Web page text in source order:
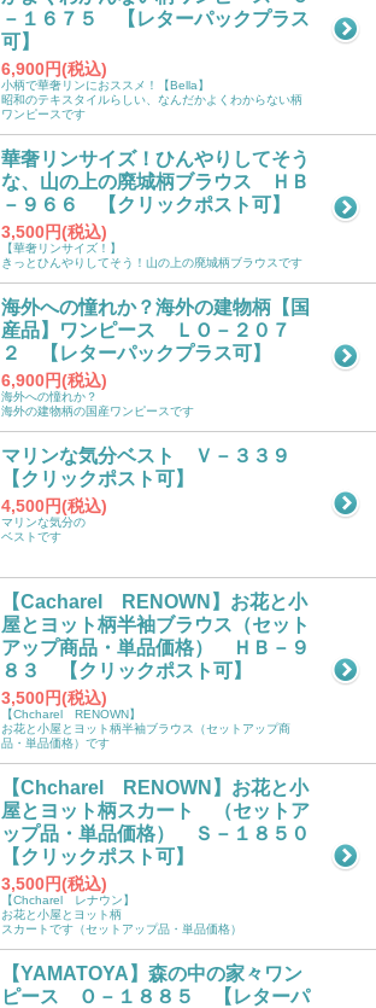
－１６７５ 【レターパックプラス
可】
6,900円(税込)
小柄で華奢リンにおススメ！【Bella】
昭和のテキスタイルらしい、なんだかよくわからない柄
ワンピースです
華奢リンサイズ！ひんやりしてそう
な、山の上の廃城柄ブラウス ＨＢ
－９６６ 【クリックポスト可】
3,500円(税込)
【華奢リンサイズ！】
きっとひんやりしてそう！山の上の廃城柄ブラウスです
海外への憧れか？海外の建物柄【国
産品】ワンピース ＬＯ－２０７
２ 【レターパックプラス可】
6,900円(税込)
海外への憧れか？
海外の建物柄の国産ワンピースです
マリンな気分ベスト Ｖ－３３９
【クリックポスト可】
4,500円(税込)
マリンな気分の
ベストです
【Cacharel RENOWN】お花と小
屋とヨット柄半袖ブラウス（セット
アップ商品・単品価格） ＨＢ－９
８３ 【クリックポスト可】
3,500円(税込)
【Chcharel RENOWN】
お花と小屋とヨット柄半袖ブラウス（セットアップ商
品・単品価格）です
【Chcharel RENOWN】お花と小
屋とヨット柄スカート （セットア
ップ品・単品価格） Ｓ－１８５０
【クリックポスト可】
3,500円(税込)
【Chcharel レナウン】
お花と小屋とヨット柄
スカートです（セットアップ品・単品価格）
【YAMATOYA】森の中の家々ワン
ピース Ｏ－１８８５ 【レターパ